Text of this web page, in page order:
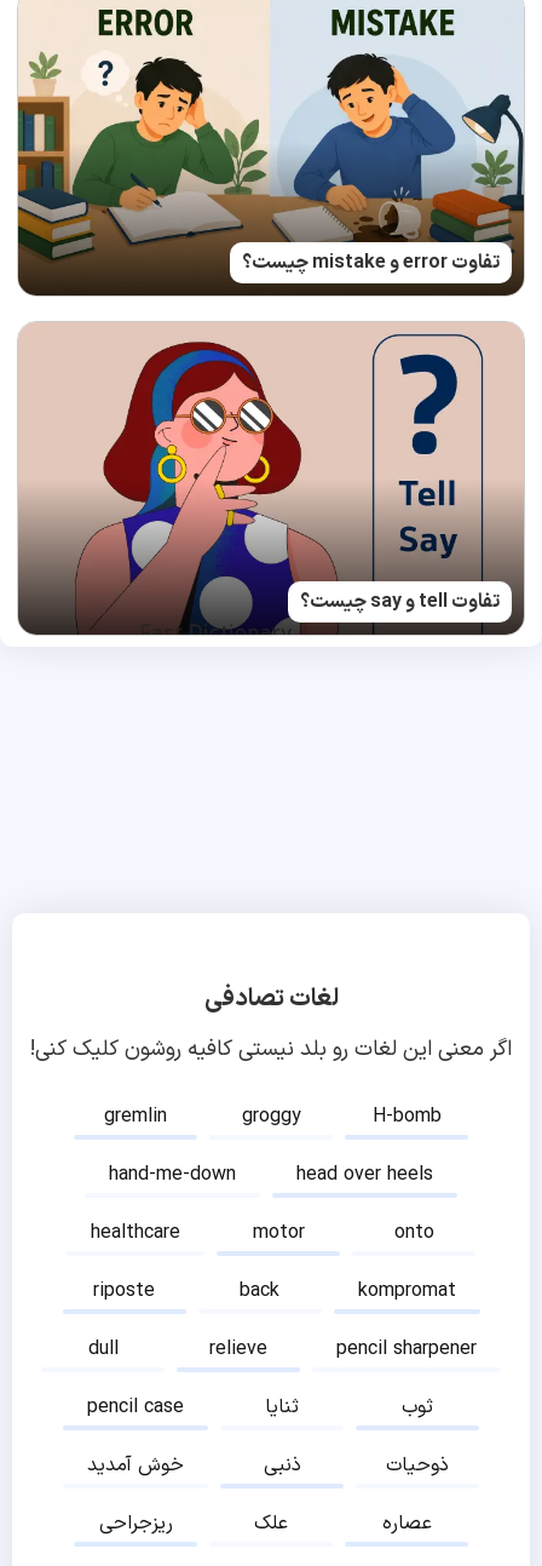
تفاوت error و mistake چیست؟
تفاوت tell و say چیست؟
لغات تصادفی
اگر معنی این لغات رو بلد نیستی کافیه روشون کلیک کنی!
gremlin groggy
H-bomb
hand-me-down
head over heels
healthcare
motor
onto
riposte
back
kompromat
dull
relieve
pencil sharpener
pencil case
ثنایا
ثوب
خوش آمدید
ذنبی
ذوحیات
ریزجراحی
علک
عصاره